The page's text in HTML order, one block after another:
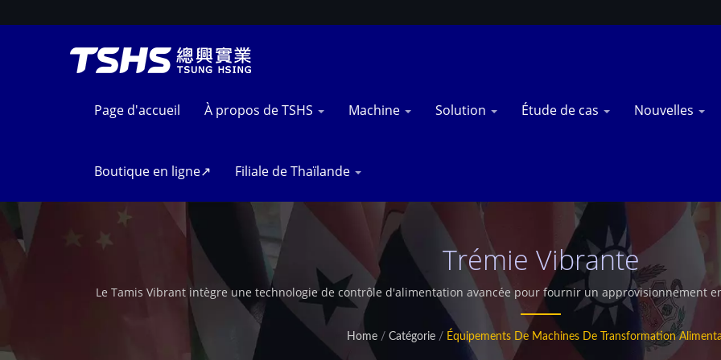
Page d'accueil À propos de TSHS Machine Solution Étude de cas Nouvelles
Boutique en ligne↗ Filiale de Thaïlande
Trémie Vibrante
Le Tamis Vibrant intègre une technologie de contrôle d'alimentation avancée pour fournir un approvisionnement
système d'alimentation efficace pour les lignes de production continues, il garantit une régulation du flux
stabilité opérationnelle accrue. Adapté aux processus de friture, de séchage, d'assaisonnement et d'emballage,
opérations de transformation alimentaire industrielle fiables et augmente l'efficacité globale de la production. /
Home / Catégorie / Équipements De Machines De Transformation